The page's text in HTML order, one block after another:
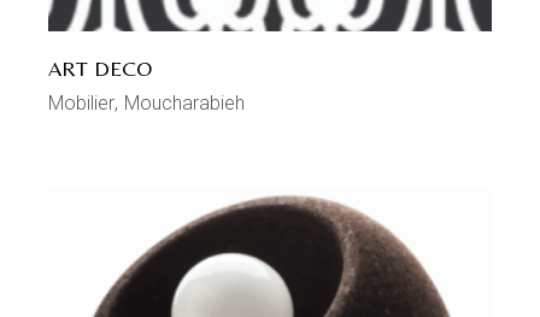
ART DECO
Mobilier Moucharabieh